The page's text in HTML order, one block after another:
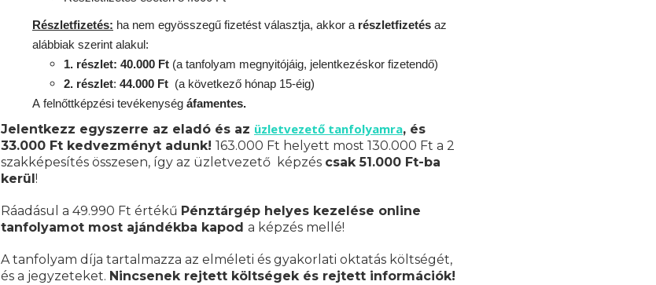
Részletfizetés: ha nem egyösszegű fizetést választja, akkor a részletfizetés az
alábbiak szerint alakul:
1. részlet: 40.000 Ft (a tanfolyam megnyitójáig, jelentkezéskor fizetendő)
2. részlet: 44.000 Ft (a következő hónap 15-éig)
A felnőttképzési tevékenység áfamentes.
Jelentkezz egyszerre az eladó és az üzletvezető tanfolyamra, és
33.000 Ft kedvezményt adunk! 163.000 Ft helyett most 130.000 Ft a 2
szakképesítés összesen, így az üzletvezető képzés csak 51.000 Ft-ba
kerül !
Ráadásul a 49.990 Ft értékű Pénztárgép helyes kezelése online
tanfolyamot most ajándékba kapod a képzés mellé!
A tanfolyam díja tartalmazza az elméleti és gyakorlati oktatás költségét,
és a jegyzeteket. Nincsenek rejtett költségek és rejtett információk!